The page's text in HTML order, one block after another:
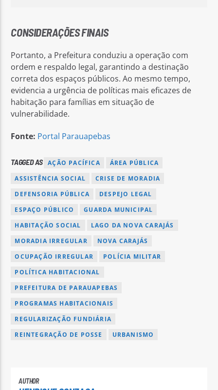
CONSIDERAÇÕES FINAIS
Portanto, a Prefeitura conduziu a operação com
ordem e respaldo legal, garantindo a destinação
correta dos espaços públicos. Ao mesmo tempo,
evidencia a urgência de políticas mais eficazes de
habitação para famílias em situação de
vulnerabilidade.
Fonte: Portal Parauapebas
TAGGED AS AÇÃO PACÍFICA
ÁREA PÚBLICA
ASSISTÊNCIA SOCIAL
CRISE DE MORADIA
DEFENSORIA PÚBLICA
DESPEJO LEGAL
ESPAÇO PÚBLICO
GUARDA MUNICIPAL
HABITAÇÃO SOCIAL
LAGO DA NOVA CARAJÁS
MORADIA IRREGULAR
NOVA CARAJÁS
OCUPAÇÃO IRREGULAR
POLÍCIA MILITAR
POLÍTICA HABITACIONAL
PREFEITURA DE PARAUAPEBAS
PROGRAMAS HABITACIONAIS
REGULARIZAÇÃO FUNDIÁRIA
REINTEGRAÇÃO DE POSSE
URBANISMO
AUTHOR